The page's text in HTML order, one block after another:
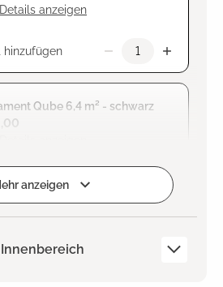
anzeigen
hinzufügen
Qube 6,4 m² - schwarz
hinzufügen
anzeigen